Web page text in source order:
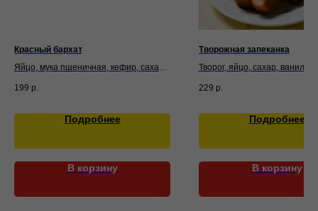
Красный бархат
Яйцо, мука пшеничная, кефир, сахар,
сыр творожный, гель кондитерский
разрыхлитель, сода, уксус яблочный
199 р.
Подробнее
В корзину
Творожная запеканка
Творог, яйцо, сахар,
сметаной
229 р.
Подробнее
В корзину